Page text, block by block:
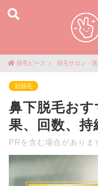
脱毛ピース 脱毛サロン・
顔脱毛
鼻下脱毛お
果、回数、持
PRを含む場合がありま